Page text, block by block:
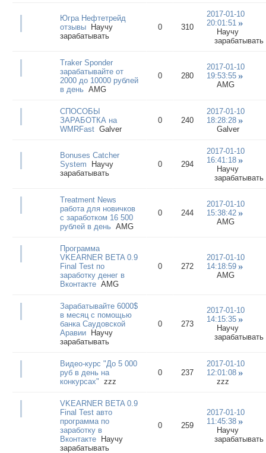
Югра Нефтетрейд
отзывы
Научу
зарабатывать
0 310
2017-01-10
20:01:51
Научу
зарабатывать
Traker Sponder
зарабатывайте от
2000 до 10000 рублей
в день AMG
0 280
2017-01-10
19:53:55
AMG
СПОСОБЫ
ЗАРАБОТКА на
WMRFast Galver
0 240
2017-01-10
18:28:28
Galver
Bonuses Catcher
System
Научу
зарабатывать
0 294
2017-01-10
16:41:18
Научу
зарабатывать
Treatment News
работа для новичков
с заработком 16 500
рублей в день AMG
0 244
2017-01-10
15:38:42
AMG
Программа
VKEARNER BETA 0.9
Final Test по
заработку денег в
Вконтакте AMG
0 272
2017-01-10
14:18:59
AMG
Зарабатывайте 6000$
в месяц c помощью
банка Саудовской
Аравии
Научу
зарабатывать
0 273
2017-01-10
14:15:35
Научу
зарабатывать
Видео-курс "До 5 000
руб в день на
конкурсах" zzz
0 237
2017-01-10
12:01:08
zzz
VKEARNER BETA 0.9
Final Test авто
программа по
заработку в
Вконтакте
Научу
зарабатывать
0 259
2017-01-10
11:45:38
Научу
зарабатывать